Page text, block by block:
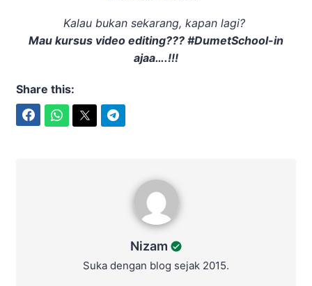
Kalau bukan sekarang, kapan lagi?
Mau kursus video editing??? #DumetSchool-in
ajaa….!!!
Share this:
Nizam
Suka dengan blog sejak 2015.